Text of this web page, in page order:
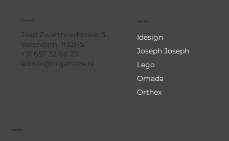
Jaap Zwarthoedstraat 3
Volendam, 1132HS
+31 657 32 66 23
admin@organizze.nl
Lokatie Merken
Idesign
Joseph Joseph
Lego
Omada
Orthex
Policies